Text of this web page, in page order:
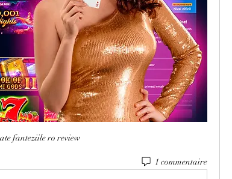
fanteziile ro review
1 commentaire